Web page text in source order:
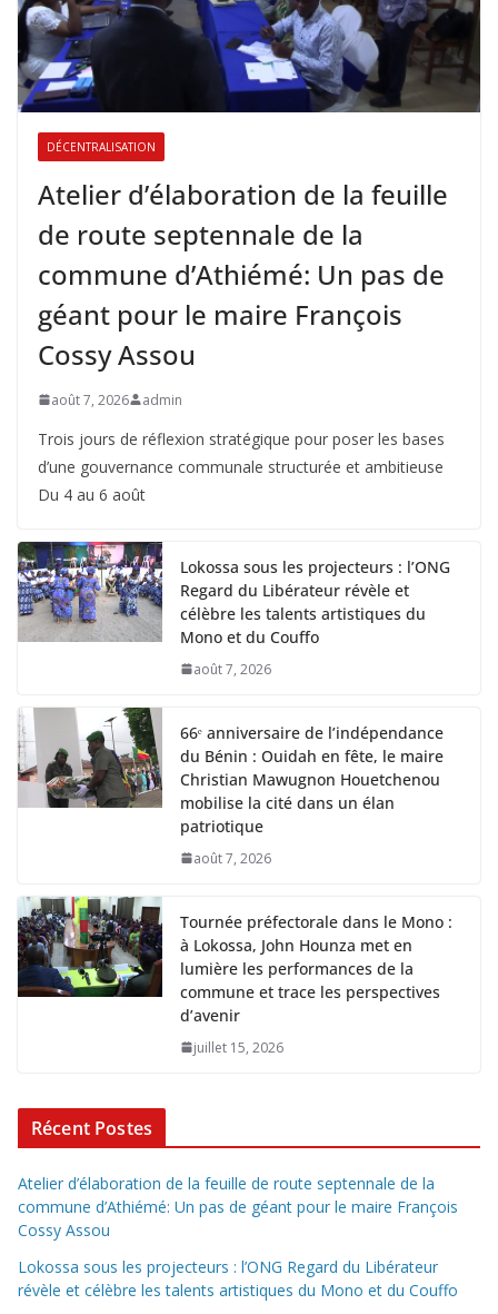
DÉCENTRALISATION
Atelier d’élaboration de la feuille
de route septennale de la
commune d’Athiémé: Un pas de
géant pour le maire François
Cossy Assou
août 7, 2026 admin
Trois jours de réflexion stratégique pour poser les bases
d’une gouvernance communale structurée et ambitieuse
Du 4 au 6 août
Lokossa sous les projecteurs : l’ONG
Regard du Libérateur révèle et
célèbre les talents artistiques du
Mono et du Couffo
août 7, 2026
66ᵉ anniversaire de l’indépendance
du Bénin : Ouidah en fête, le maire
Christian Mawugnon Houetchenou
mobilise la cité dans un élan
patriotique
août 7, 2026
Tournée préfectorale dans le Mono :
à Lokossa, John Hounza met en
lumière les performances de la
commune et trace les perspectives
d’avenir
juillet 15, 2026
Récent Postes
Atelier d’élaboration de la feuille de route septennale de la
commune d’Athiémé: Un pas de géant pour le maire François
Cossy Assou
Lokossa sous les projecteurs : l’ONG Regard du Libérateur
révèle et célèbre les talents artistiques du Mono et du Couffo